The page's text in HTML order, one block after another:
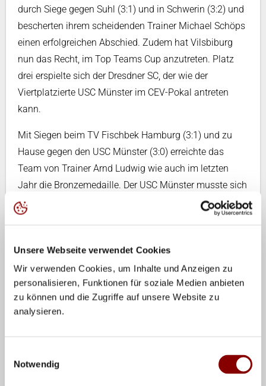
Unsere Webseite verwendet Cookies
Wir verwenden Cookies, um Inhalte und Anzeigen zu
personalisieren, Funktionen für soziale Medien anbieten
zu können und die Zugriffe auf unsere Website zu
analysieren.
Notwendig
durch Siege gegen Suhl (3:1) und in Schwerin (3:2) und
bescherten ihrem scheidenden Trainer Michael Schöps
einen erfolgreichen Abschied. Zudem hat Vilsbiburg
nun das Recht, im Top Teams Cup anzutreten. Platz
drei erspielte sich der Dresdner SC, der wie der
Viertplatzierte USC Münster im CEV-Pokal antreten
kann.
Mit Siegen beim TV Fischbek Hamburg (3:1) und zu
Hause gegen den USC Münster (3:0) erreichte das
Team von Trainer Arnd Ludwig wie auch im letzten
Jahr die Bronzemedaille. Der USC Münster musste sich
mit dem vierten Platz begnügen. Nach einem sehr
starken Start in die Endrunde (5 Siege, 1 Niederlage)
Münsters Coach Axel Büring aber dennoch nicht
unzufrieden: „Der vierte Platz ist leistungsgerecht. Wir
hatten einen Umbruch zu bewerkstelligen und das hat
länger gedauert als erwartet." Der VfB Suhl konnte sich
über das beste Resultat ihrer Zugehörigkeit zur
Saison 2005/2006 auf dem sechsten Tabellenrang ab.